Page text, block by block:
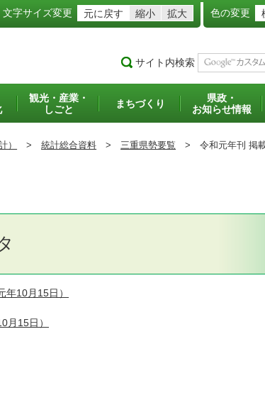
文字サイズ変更 元に戻す 縮小 拡大 色の変更
サイト内検索
観光・産業・
しごと
まちづくり
県政・
お知らせ情報
） > 統計総合資料 > 三重県勢要覧 > 令和元年刊 掲
年10月15日）
月15日）